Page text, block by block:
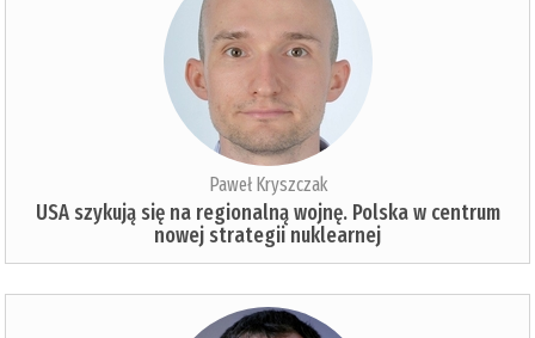
Paweł Kryszczak
USA szykują się na regionalną wojnę. Polska w centrum
nowej strategii nuklearnej